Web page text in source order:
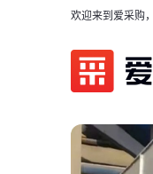
欢迎来到爱采购